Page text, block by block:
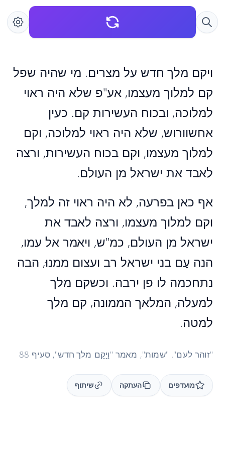
ויקם מלך חדש על מצרים. מי שהיה שפל
קם למלוך מעצמו, אע"פ שלא היה ראוי
למלוכה, ובכוח העשירות קם. כעין
אחשוורוש, שלא היה ראוי למלוכה, וקם
למלוך מעצמו, וקם בכוח העשירות, ורצה
לאבד את ישראל מן העולם.
אף כאן בפרעה, לא היה ראוי זה למלך,
וקם למלוך מעצמו, ורצה לאבד את
ישראל מן העולם, כמ"ש, ויאמר אל עמו,
הנה עַם בני ישראל רב ועצום ממנוּ, הבה
נתחכמה לו פן יִרבה. וכשקם מלך
למעלה, המלאך הממונה, קם מלך
למטה.
"זוהר לעם". "שמות", מאמר "וַיָקָם מלך חדש", סעיף 88
מועדפים העתקה שיתוף